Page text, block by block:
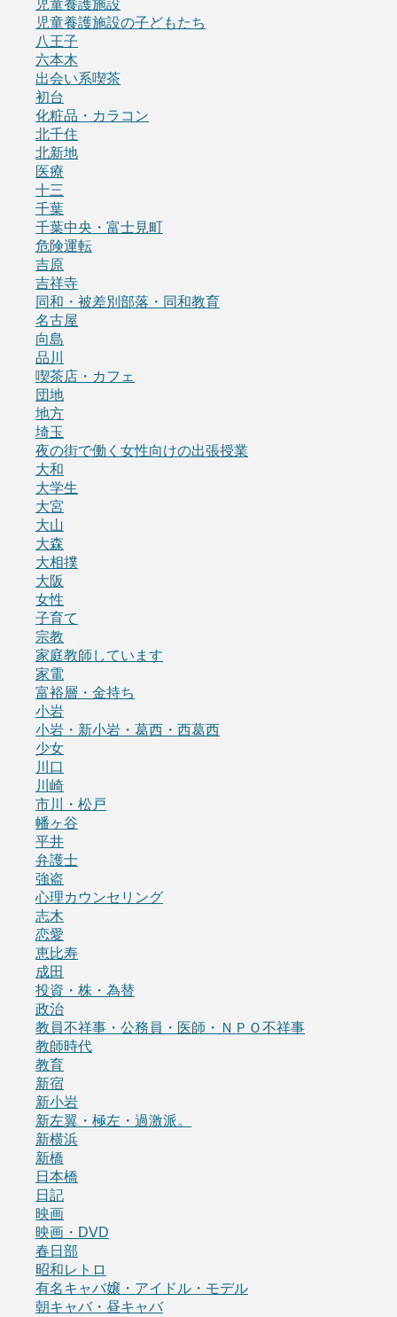
児童養護施設
児童養護施設の子どもたち
八王子
六本木
出会い系喫茶
初台
化粧品・カラコン
北千住
北新地
医療
十三
千葉
千葉中央・富士見町
危険運転
吉原
吉祥寺
同和・被差別部落・同和教育
名古屋
向島
品川
喫茶店・カフェ
団地
地方
埼玉
夜の街で働く女性向けの出張授業
大和
大学生
大宮
大山
大森
大相撲
大阪
女性
子育て
宗教
家庭教師しています
家電
富裕層・金持ち
小岩
小岩・新小岩・葛西・西葛西
少女
川口
川崎
市川・松戸
幡ヶ谷
平井
弁護士
強盗
心理カウンセリング
志木
恋愛
恵比寿
成田
投資・株・為替
政治
教員不祥事・公務員・医師・ＮＰＯ不祥事
教師時代
教育
新宿
新小岩
新左翼・極左・過激派。
新横浜
新橋
日本橋
日記
映画
映画・DVD
春日部
昭和レトロ
有名キャバ嬢・アイドル・モデル
朝キャバ・昼キャバ